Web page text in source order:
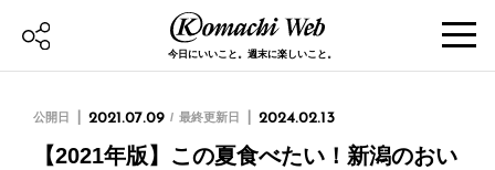
今日にいいこと。週末に楽しいこと。
公開日 2021.07.09 最終更新日 2024.02.13
【2021年版】この夏食べたい！新潟のおい